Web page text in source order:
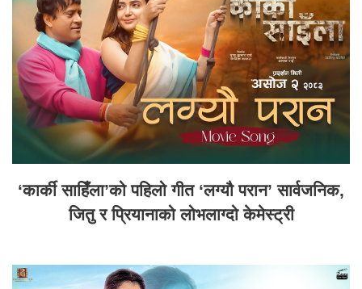
‘कार्की साहिँला’को पहिलो गीत ‘लग्यौ परान’ सार्वजनिक,
जितु र प्रियानाको लोभलाग्दो केमेस्ट्री